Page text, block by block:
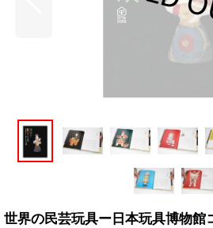
世界の民芸玩具ー日本玩具博物館